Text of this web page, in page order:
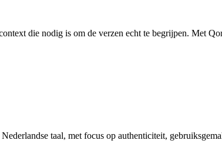
die nodig is om de verzen echt te begrijpen. Met
taal, met focus op authenticiteit,